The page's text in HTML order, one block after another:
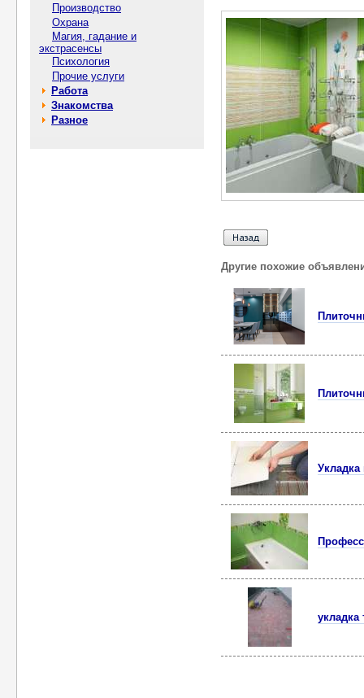
Производство
Охрана
Магия, гадание и
экстрасенсы
Психология
Прочие услуги
Работа
Знакомства
Разное
Другие похожие
укладка